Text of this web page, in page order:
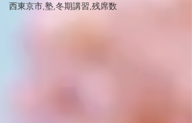
西東京市,塾,冬期講習,残席数